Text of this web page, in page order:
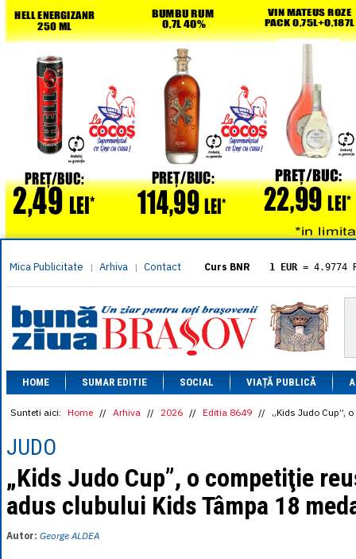
Mica Publicitate | Arhiva | Contact Curs BNR 1 EUR = 4.9774
= 5.8304
1 XAU= 464.4611
1 AED= 1.1933
1 AUD= 2.7957
1 BGN= 2.5449
1 CAD= 3.1559
1 CHF= 5.2813
1 CNY = 0.6015
1 HUF = 1.2223
1 INR
= 0.0513
1 JPY= 3.0556
1 KRW= 0.3047
HOME SUMAR EDITIE SOCIAL VIAȚĂ PUBLICĂ
Sunteti aici: Home // Arhiva // 2026 // Editia 8649 // „Kids Judo Cup”,
JUDO
„Kids Judo Cup”, o competiţie
adus clubului Kids Tâmpa 18
Autor: George ALDEA